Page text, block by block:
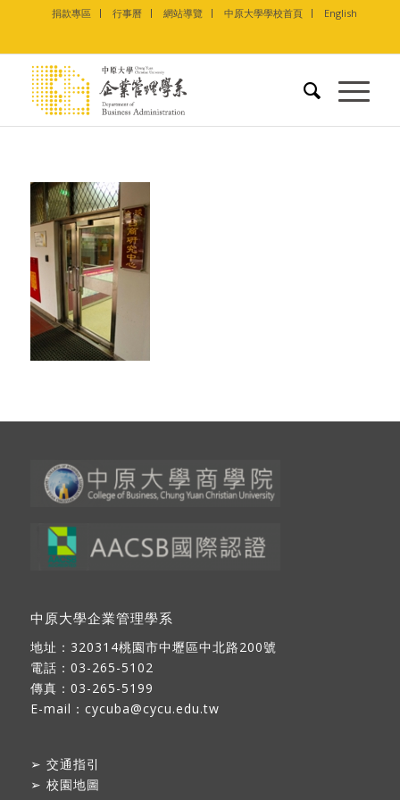
捐款專區 行事曆 網站導覽 中原大學學校首頁 English
中原大學企業管理學系
地址： 320314桃園市中壢區中北路200號
電話：03-265-5102
傳真：03-265-5199
E-mail： cycuba@cycu.edu.tw
➢ 交通指引
➢ 校園地圖